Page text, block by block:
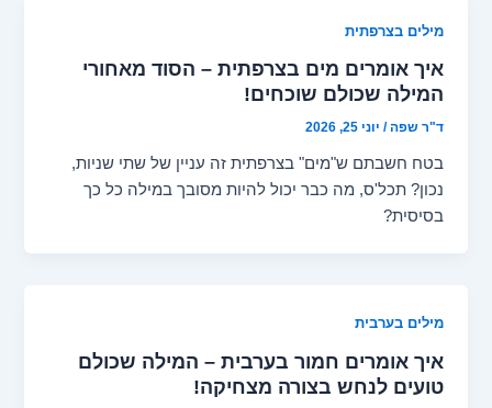
מילים בצרפתית
איך אומרים מים בצרפתית – הסוד מאחורי
המילה שכולם שוכחים!
ד"ר שפה/ יוני 25, 2026
בטח חשבתם ש"מים" בצרפתית זה עניין של שתי שניות,
נכון? תכל'ס, מה כבר יכול להיות מסובך במילה כל כך
בסיסית?
מילים בערבית
איך אומרים חמור בערבית – המילה שכולם
טועים לנחש בצורה מצחיקה!